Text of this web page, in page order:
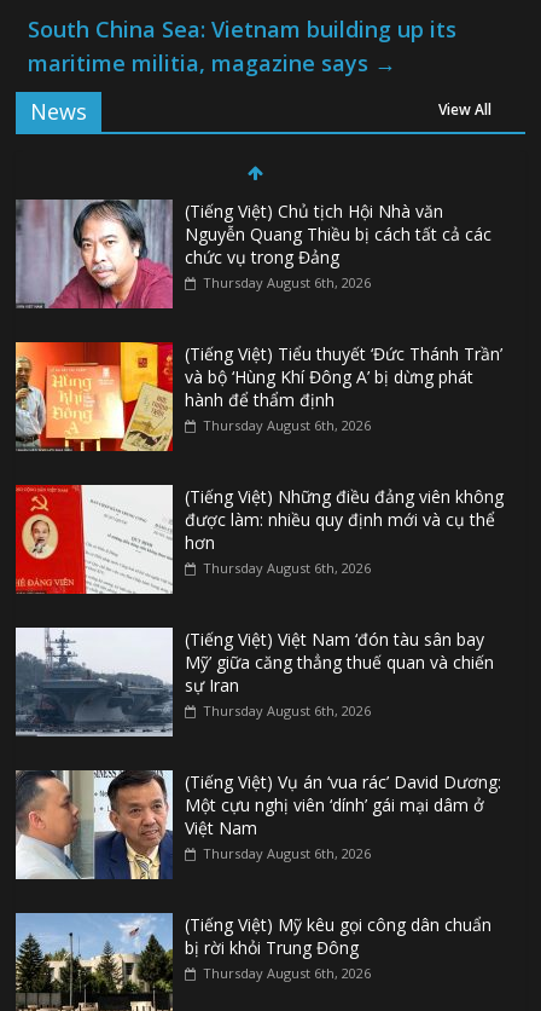
South China Sea: Vietnam building up its
maritime militia, magazine says →
News
View All
(Tiếng Việt) Chủ tịch Hội Nhà văn
Nguyễn Quang Thiều bị cách tất cả các
chức vụ trong Đảng
Thursday August 6th, 2026
(Tiếng Việt) Tiểu thuyết ‘Đức Thánh Trần’
và bộ ‘Hùng Khí Đông A’ bị dừng phát
hành để thẩm định
Thursday August 6th, 2026
(Tiếng Việt) Những điều đảng viên không
được làm: nhiều quy định mới và cụ thể
hơn
Thursday August 6th, 2026
(Tiếng Việt) Việt Nam ‘đón tàu sân bay
Mỹ’ giữa căng thẳng thuế quan và chiến
sự Iran
Thursday August 6th, 2026
(Tiếng Việt) Vụ án ‘vua rác’ David Dương:
Một cựu nghị viên ‘dính’ gái mại dâm ở
Việt Nam
Thursday August 6th, 2026
(Tiếng Việt) Mỹ kêu gọi công dân chuẩn
bị rời khỏi Trung Đông
Thursday August 6th, 2026